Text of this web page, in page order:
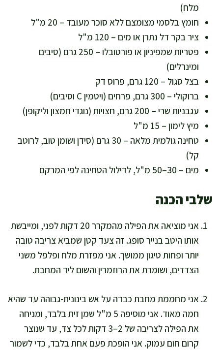
מלח)
חומץ בלסמי מצומצם ללא סוכר מעובד – 20 מ"ל
ציר בקר דל נתרן או מים – 120 מ"ל
פטריות שמפיניון או פורטובלו – 250 גרם (סיבים
ומינרלים)
בצל סגול – 120 גרם, פרוס דק
ברוקולי – 300 גרם, פרחים (ויטמין C וסיבים)
עגבניות שרי – 200 גרם, חצויות (נוגדי חמצון וליקופן)
מיץ לימון – 15 מ"ל
טחינה גולמית מלאה – 30 גרם (סידן ושומן טוב, לרוטב
קל)
מים – 30–50 מ"ל, לדילול הטחינה לפי המרקם
שלבי הכנה
אני מוציאה את הפילה מהמקרר 20 דקות לפני, ומייבשת
אותו היטב בנייר סופג. זה צעד קטן שמביא צריבה טובה
יותר ופחות טיגון ממושך. אני מפזרת מלח ופלפל משני
הצדדים, ושומרת את הרוזמרין והשום ליד המחבת.
אני מחממת מחבת כבדה על אש בינונית-גבוהה עד שהיא
חמה מאוד. אני מוסיפה 5 מ"ל שמן זית בלבד, ומניחה
את הפילה לצריבה של 2–3 דקות לכל צד, עד שנוצר
קרום חום עמוק. אני הופכת פעם אחת בלבד, כדי לשמור